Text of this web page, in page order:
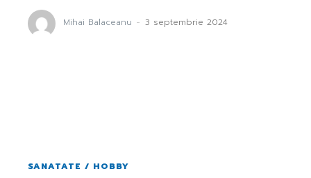
Mihai Balaceanu - 3 septembrie 2024
SANATATE / HOBBY